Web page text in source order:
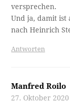
versprechen.
Und ja, damit ist
nach Heinrich
Antworten
Manfred Roilo
27. Oktober